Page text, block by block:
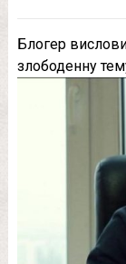
Блогер
злободенну